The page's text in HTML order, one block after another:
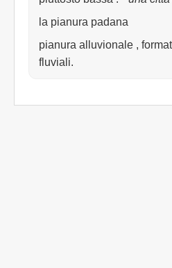
la pianura padana
pianura alluvionale ,
fluviali.